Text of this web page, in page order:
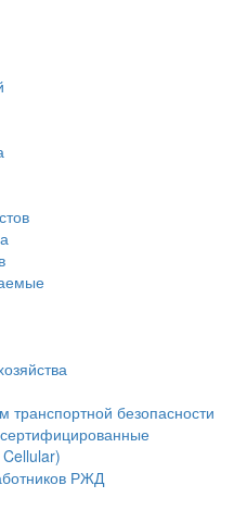
транспортной безопасности
РЖД